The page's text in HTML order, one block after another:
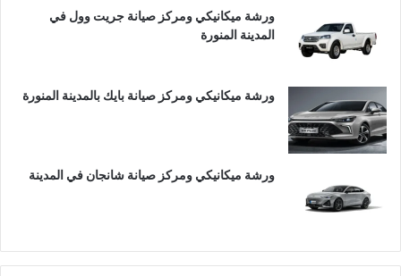
ورشة ميكانيكي ومركز صيانة جريت وول في
المدينة المنورة
ورشة ميكانيكي ومركز صيانة بايك بالمدينة المنورة
ورشة ميكانيكي ومركز صيانة شانجان في المدينة